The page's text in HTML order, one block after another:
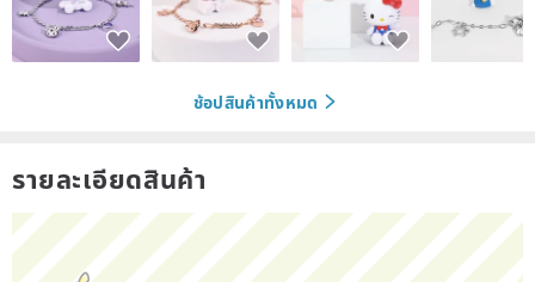
ช้อปสินค้าทั้งหมด
รายละเอียดสินค้า